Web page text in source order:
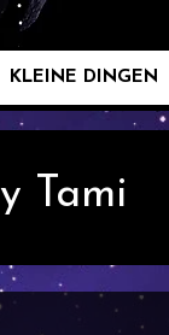
KLEINE DINGEN
Tami